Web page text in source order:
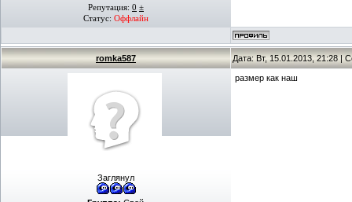
Репутация: 0 ±
Статус: Оффлайн
romka587 Дата: Вт, 15.01.2013, 21:28 |
Заглянул
размер как наш